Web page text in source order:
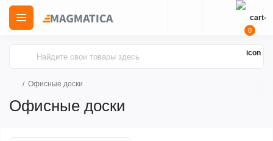
0
Офисные доски
Офисные доски